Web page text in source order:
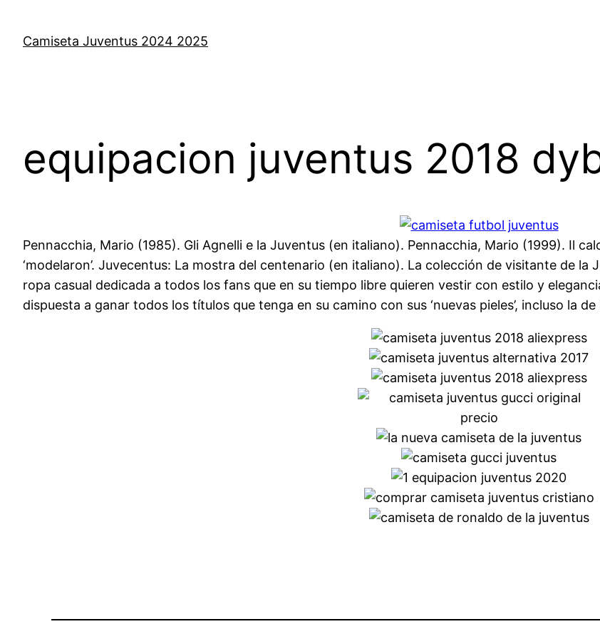
contenido
Camiseta Juventus 2024 2025
equipacion juventus 2018
Pennacchia, Mario (1985). Gli Agnelli e la Juventus (en italiano). Pennacchia, Mario (1999). Il
‘modelaron’. Juvecentus: La mostra del centenario (en italiano). La colección de visitante de
ropa casual dedicada a todos los fans que en su tiempo libre quieren vestir con estilo y
dispuesta a ganar todos los títulos que tenga en su camino con sus ‘nuevas pieles’, incluso la